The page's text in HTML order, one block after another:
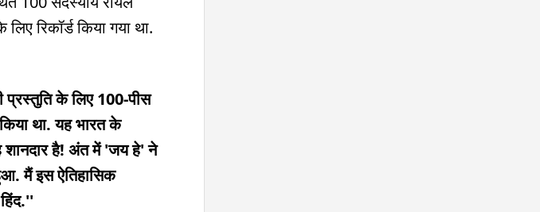
रिकॉर्ड किया गया था.
के लिए 100-पीस
था. यह भारत के
शानदार है! अंत में 'जय हे' ने
मैं इस ऐतिहासिक